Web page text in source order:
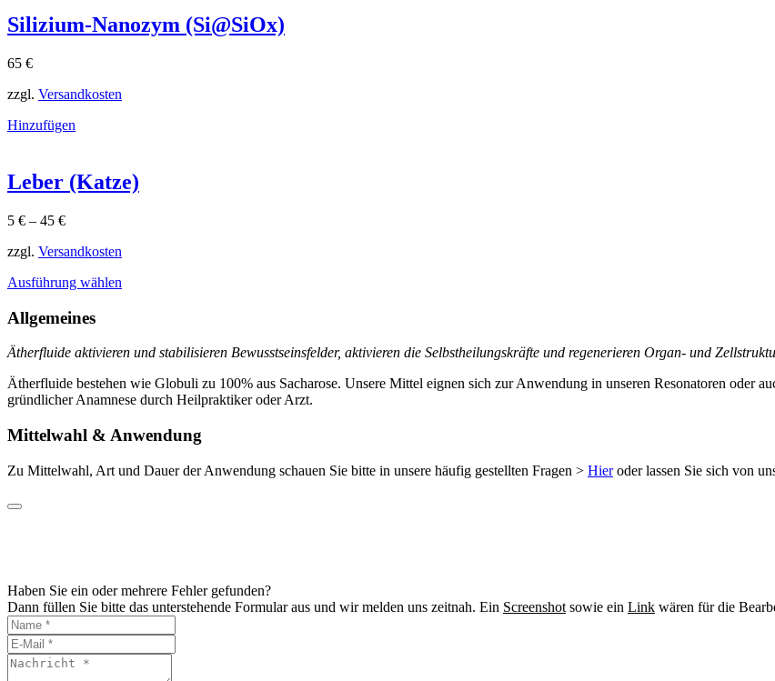
Silizium-Nanozym (Si@SiOx)
65 €
zzgl. Versandkosten
Hinzufügen
Leber (Katze)
5 € – 45 €
zzgl. Versandkosten
Ausführung wählen
Varianten
Die
Optionen
der
gewählt
Allgemeines
Ätherfluide aktivieren und stabilisieren Bewusstseinsfelder, aktivieren die Selbstheilungskräfte und regenerieren Organ- und
Ätherfluide bestehen wie Globuli zu 100% aus Sacharose. Unsere Mittel eignen sich zur Anwendung in unseren Resonatoren oder
gründlicher Anamnese durch Heilpraktiker oder Arzt.
Mittelwahl & Anwendung
Zu Mittelwahl, Art und Dauer der Anwendung schauen Sie bitte in unsere häufig gestellten Fragen > Hieroder lassen Sie sich von
Haben Sie ein oder mehrere Fehler gefunden?
Dann füllen Sie bitte das unterstehende Formular aus und wir melden uns zeitnah. Ein Screenshot sowie ein Link wären für die